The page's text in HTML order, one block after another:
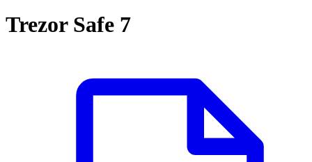
Trezor Safe 7